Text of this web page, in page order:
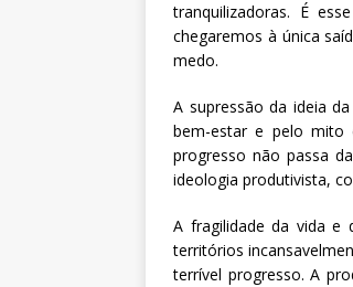
tranquilizadoras. É
chegaremos à única
medo.
A supressão da ideia
bem-estar e pelo mito
progresso não passa
ideologia produtivista,
A fragilidade da vida e
territórios
terrível progresso. A